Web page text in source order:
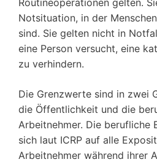
Routineoperationen gelten.
Notsituation, in der
sind. Sie gelten nicht in
eine Person versucht, eine
zu verhindern.
Die Grenzwerte sind in zwei
die Öffentlichkeit und die
Arbeitnehmer. Die berufliche
sich laut ICRP auf alle
Arbeitnehmer während ihrer